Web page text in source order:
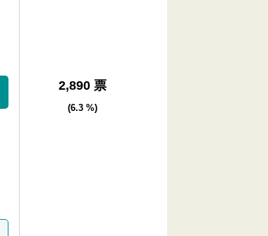
2,890 票
(6.3 %)